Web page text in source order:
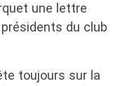
une lettre
du club
toujours sur la